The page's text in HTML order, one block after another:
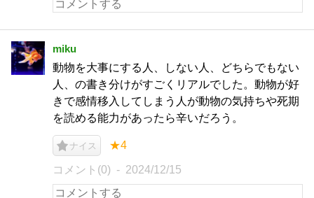
miku
動物を大事にする人、しない人、どちらでもない
人、の書き分けがすごくリアルでした。動物が好
きで感情移入してしまう人が動物の気持ちや死期
を読める能力があったら辛いだろう。
ナイス ★4
コメント(0) 2024/12/15